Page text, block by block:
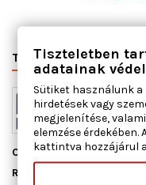
TERMÉK RÉSZLETEI
Cikkszám11129300
Raktáron
Tiszteletben
adatainak
Sütiket használunk
hirdetések vagy
megjelenítése,
elemzése érdekében.
kattintva hozzájárul